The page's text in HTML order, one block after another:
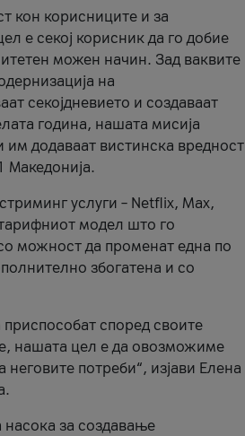
кон корисниците и за
е секој корисник да го добие
можен начин. Зад ваквите
на
секојдневието и создаваат
година, нашата мисија
им додаваат вистинска вредност
Македонија.
услуги – Netflix, Max,
модел што го
можност да променат една по
збогатена и со
приспособат според своите
нашата цел е да овозможиме
потреби“, изјави Елена
насока за создавање